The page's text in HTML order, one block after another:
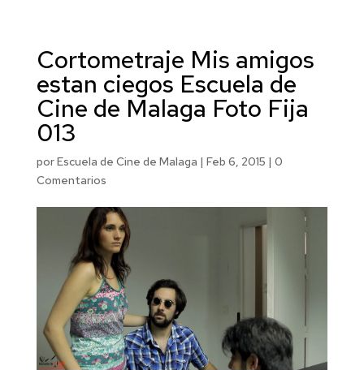
Cortometraje Mis amigos
estan ciegos Escuela de
Cine de Malaga Foto Fija
013
porEscuela de Cine de Malaga | Feb 6, 2015 | 0
Comentarios